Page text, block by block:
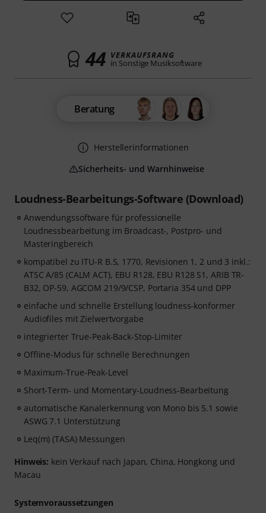
Loudness-Bearbeitungs-Software (Download)
Anwendungssoftware für professionelle
Loudnessbearbeitung im Broadcast-, Postpro- und
Masteringbereich
kompatibel zu ITU-R B.S, 1770, Revisionen 1, 2 und 3 inkl.:
ATSC A/85 (CALM ACT), EBU R128, EBU R128 S1, ARIB TR-
B32, OP-59, AGCOM 219/9/CSP, Portaria 354 und DPP
einfache und schnelle Erstellung loudness-konformer
Audiofiles mit Zielwertvorgabe
integrierter True-Peak-Back-Stop-Limiter
Offline-Modus für schnelle Berechnungen
Maximum-True-Peak-Level
Short-Term- und Momentary-Loudness-Bearbeitung
automatische Kanalerkennung von Mono bis 5.1 sowie
ASWG 7.1 Unterstützung
Leq(m) (TASA) Messungen
Hinweis: kein Verkauf nach Japan, China, Hongkong und
Macau
Systemvoraussetzungen
44 VERKAUFSRANG
in Sonstige Musiksoftware
Beratung
Herstellerinformationen
Sicherheits- und Warnhinweise